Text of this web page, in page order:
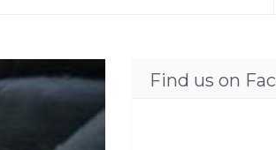
Find us on